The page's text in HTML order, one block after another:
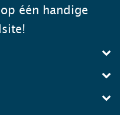
één handige